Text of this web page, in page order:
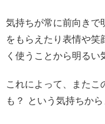
気持ちが常に前向きで
をもらえたり表情や笑
く使うことから明るい
これによって、また
も？ という気持ちか